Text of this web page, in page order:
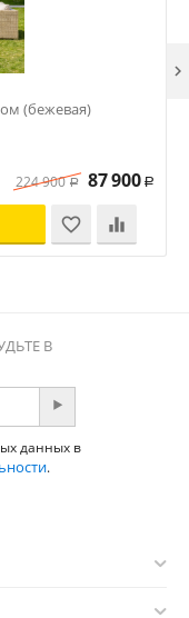
(бежевая)
224 900 Р 87 900 Р

В
данных в
.